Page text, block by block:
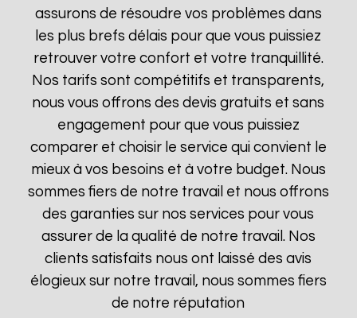
assurons de résoudre vos problèmes dans
les plus brefs délais pour que vous puissiez
retrouver votre confort et votre tranquillité.
Nos tarifs sont compétitifs et transparents,
nous vous offrons des devis gratuits et sans
engagement pour que vous puissiez
comparer et choisir le service qui convient le
mieux à vos besoins et à votre budget. Nous
sommes fiers de notre travail et nous offrons
des garanties sur nos services pour vous
assurer de la qualité de notre travail. Nos
clients satisfaits nous ont laissé des avis
élogieux sur notre travail, nous sommes fiers
de notre réputation